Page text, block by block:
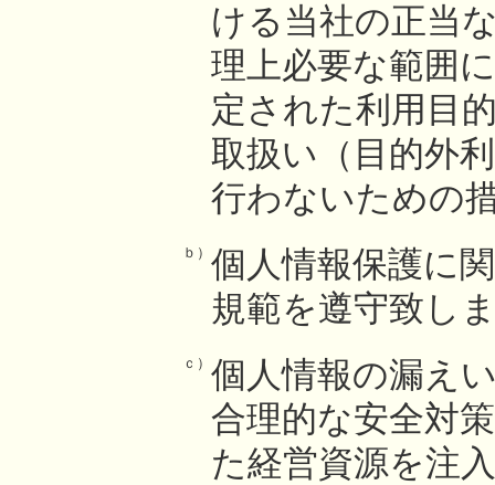
ける当社の正当
理上必要な範囲
定された利用目
取扱い（目的外
行わないための
ｂ） 個人情報保護に
規範を遵守致し
ｃ） 個人情報の漏え
合理的な安全対
た経営資源を注